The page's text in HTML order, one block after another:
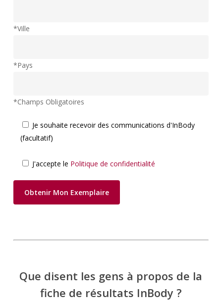
*Ville
*Pays
*Champs Obligatoires
Je souhaite recevoir des communications d'InBody
(facultatif)
J'accepte le Politique de confidentialité
Que disent les gens à propos de la
fiche de résultats InBody ?